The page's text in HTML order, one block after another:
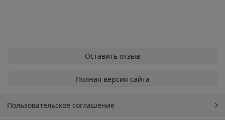
Оставить отзыв
Полная версия сайта
Пользовательское соглашение